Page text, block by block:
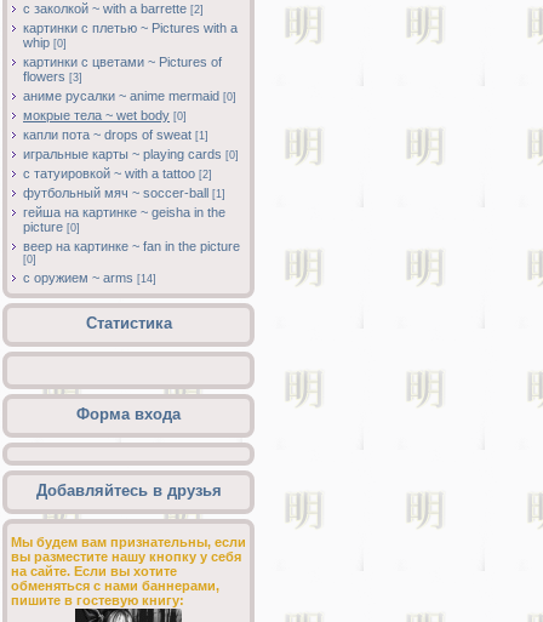
с заколкой ~ with a barrette [2]
картинки с плетью ~ Pictures with a
whip [0]
картинки с цветами ~ Pictures of
flowers [3]
аниме русалки ~ anime mermaid [0]
мокрые тела ~ wet body [0]
капли пота ~ drops of sweat [1]
игральные карты ~ playing cards [0]
с татуировкой ~ with a tattoo [2]
футбольный мяч ~ soccer-ball [1]
гейша на картинке ~ geisha in the
picture [0]
веер на картинке ~ fan in the picture
[0]
с оружием ~ arms [14]
Статистика
Форма входа
Добавляйтесь в друзья
Мы будем вам признательны, если
вы разместите нашу кнопку у себя
на сайте. Если вы хотите
обменяться с нами баннерами,
пишите в гостевую книгу: